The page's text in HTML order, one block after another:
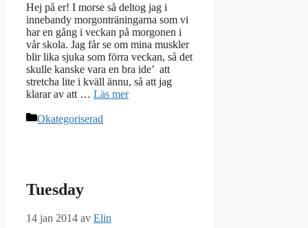
Hej på er! I morse så deltog jag i
innebandy morgonträningarna som vi
har en gång i veckan på morgonen i
vår skola. Jag får se om mina muskler
blir lika sjuka som förra veckan, så det
skulle kanske vara en bra ide’ att
stretcha lite i kväll ännu, så att jag
klarar av att … Läs mer
Kategorier
Okategoriserad
Tuesday
14 jan 2014 av Elin